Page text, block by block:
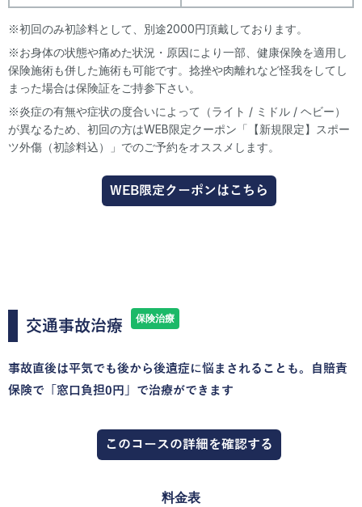
※初回のみ初診料として、別途2000円頂戴しております。
※お身体の状態や痛めた状況・原因により一部、健康保険を適用し
保険施術も併した施術も可能です。捻挫や肉離れなど怪我をしてし
まった場合は保険証をご持参下さい。
※炎症の有無や症状の度合いによって（ライト / ミドル / ヘビー）
が異なるため、初回の方はWEB限定クーポン「【新規限定】スポー
ツ外傷（初診料込）」でのご予約をオススメします。
WEB限定クーポンはこちら
交通事故治療 保険治療
事故直後は平気でも後から後遺症に悩まされることも。自賠責
保険で「窓口負担0円」で治療ができます
このコースの詳細を確認する
料金表